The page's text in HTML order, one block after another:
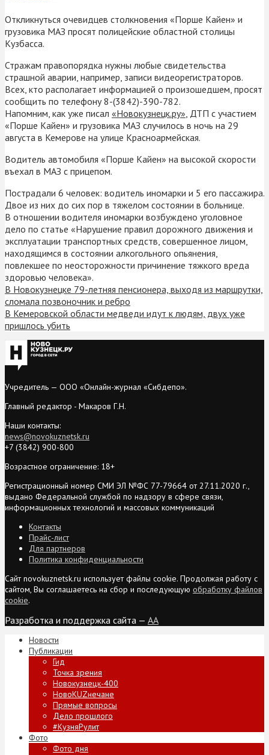
Откликнуться очевидцев столкновения «Порше Кайен» и
грузовика МАЗ просят полицейские областной столицы
Кузбасса.
Стражам правопорядка нужны любые свидетельства
страшной аварии, например, записи видеорегистраторов.
Всех, кто располагает информацией о произошедшем, просят
сообщить по телефону 8-(3842)-390-782.
Напомним, как уже писал «Новокузнецк.ру» , ДТП с участием
«Порше Кайен» и грузовика МАЗ случилось в ночь на 29
августа в Кемерове на улице Красноармейская.
Водитель автомобиля «Порше Кайен» на высокой скорости
въехал в МАЗ с прицепом.
Пострадали 6 человек: водитель иномарки и 5 его пассажира.
Двое из них до сих пор в тяжелом состоянии в больнице.
В отношении водителя иномарки возбуждено уголовное
дело по статье «Нарушение правил дорожного движения и
эксплуатации транспортных средств, совершенное лицом,
находящимся в состоянии алкогольного опьянения,
повлекшее по неосторожности причинение тяжкого вреда
здоровью человека».
В Новокузнецке 79-летняя пенсионера, выходя из маршрутки,
сломала позвоночник и ребро
В Кемеровской области медведи идут к людям, двух уже
пришлось убить
Учредитель — ООО «Онлайн-журнал «Сибдепо».
Главный редактор - Макаров Г.Н.
Наши контакты:
news@novokuznetsk.ru
+7 (3842) 900-800
Возрастное ограничение: 18+
Регистрационный номер СМИ ЭЛ №ФС 77-79664 от 27.11.2020 г.,
выдано Федеральной службой по надзору в сфере связи,
информационных технологий и массовых коммуникаций
Контакты
Прайс-лист
Для партнеров
Политика конфиденциальности
Сайт novokuznetsk.ru использует файлы cookie. Продолжая работу с
сайтом, Вы соглашаетесь на сбор и последующую обработку файлов
cookie.
Разработка и поддержка сайта — AA
Новости
Публикации
Гид
Точка зрения
Новокузнецк-400
НовоKUZнечане
Прямые вопросы
Дело прошлого
#КузняРулит
Фото
Фото дня